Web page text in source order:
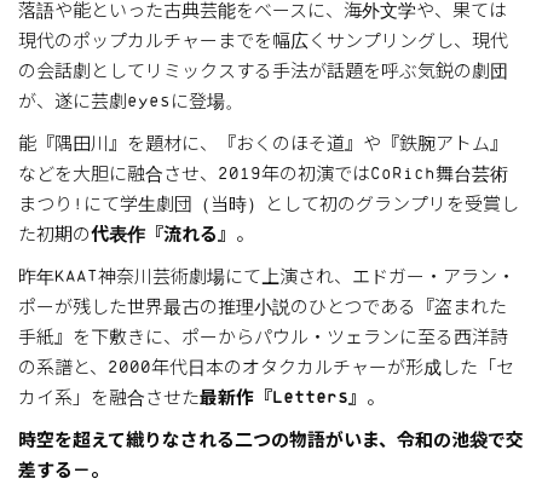
落語や能といった古典芸能をベースに、海外文学や、果ては
現代のポップカルチャーまでを幅広くサンプリングし、現代
の会話劇としてリミックスする手法が話題を呼ぶ気鋭の劇団
が、遂に芸劇eyesに登場。
能『隅田川』を題材に、『おくのほそ道』や『鉄腕アトム』
などを大胆に融合させ、2019年の初演ではCoRich舞台芸術
まつり!にて学生劇団（当時）として初のグランプリを受賞し
た初期の代表作『流れる』 。
昨年KAAT神奈川芸術劇場にて上演され、エドガー・アラン・
ポーが残した世界最古の推理小説のひとつである『盗まれた
手紙』を下敷きに、ポーからパウル・ツェランに至る西洋詩
の系譜と、2000年代日本のオタクカルチャーが形成した「セ
カイ系」を融合させた最新作『Letters』 。
時空を超えて織りなされる二つの物語がいま、令和の池袋で交
差する－。